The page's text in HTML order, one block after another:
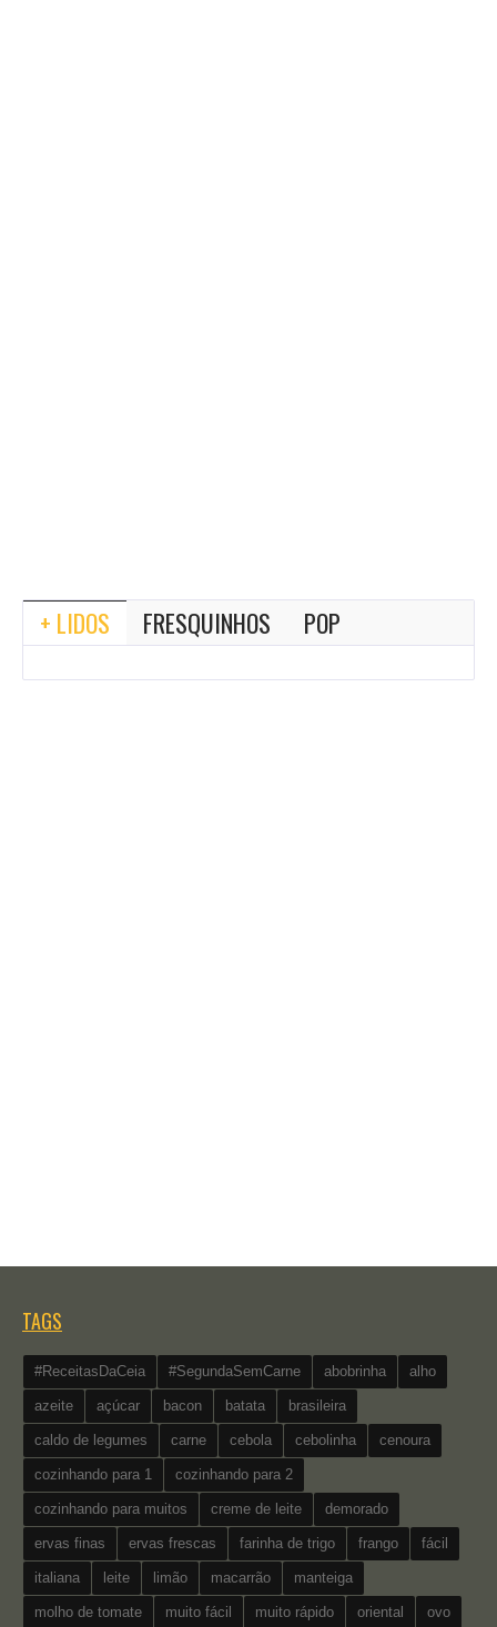
+ LIDOS FRESQUINHOS POP
TAGS
#ReceitasDaCeia #SegundaSemCarne abobrinha alho
azeite açúcar bacon batata brasileira
caldo de legumes carne cebola cebolinha cenoura
cozinhando para 1 cozinhando para 2
cozinhando para muitos creme de leite demorado
ervas finas ervas frescas farinha de trigo frango fácil
italiana leite limão macarrão manteiga
molho de tomate muito fácil muito rápido oriental ovo